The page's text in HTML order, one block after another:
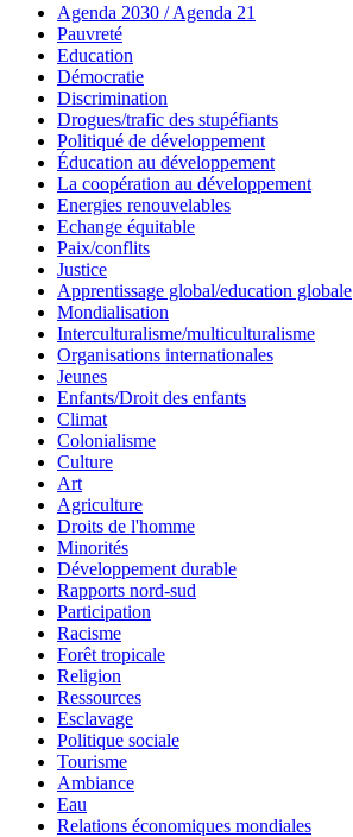
Agenda 2030 / Agenda 21
Pauvreté
Education
Démocratie
Discrimination
Drogues/trafic des stupéfiants
Politiqué de développement
Éducation au développement
La coopération au développement
Energies renouvelables
Echange équitable
Paix/conflits
Justice
Apprentissage global/education globale
Mondialisation
Interculturalisme/multiculturalisme
Organisations internationales
Jeunes
Enfants/Droit des enfants
Climat
Colonialisme
Culture
Art
Agriculture
Droits de l'homme
Minorités
Développement durable
Rapports nord-sud
Participation
Racisme
Forêt tropicale
Religion
Ressources
Esclavage
Politique sociale
Tourisme
Ambiance
Eau
Relations économiques mondiales